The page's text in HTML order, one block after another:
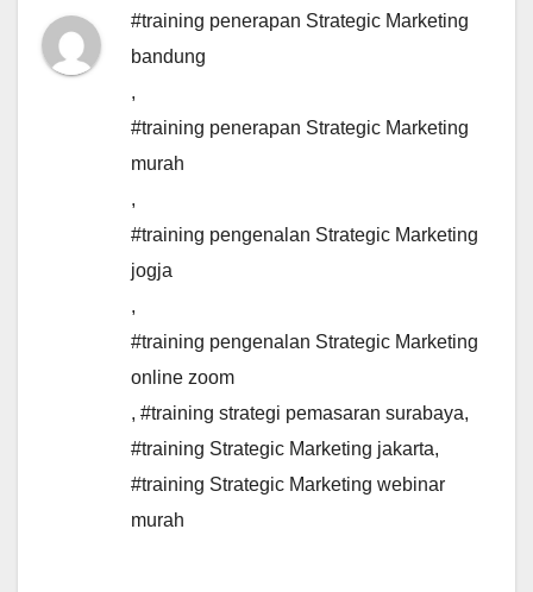
#training penerapan Strategic Marketing
bandung
,
#training penerapan Strategic Marketing
murah
,
#training pengenalan Strategic Marketing
jogja
,
#training pengenalan Strategic Marketing
online zoom
, #training strategi pemasaran surabaya,
#training Strategic Marketing jakarta,
#training Strategic Marketing webinar
murah